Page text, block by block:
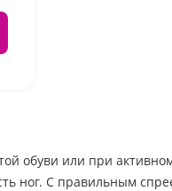
обуви или при
ног. С правильным